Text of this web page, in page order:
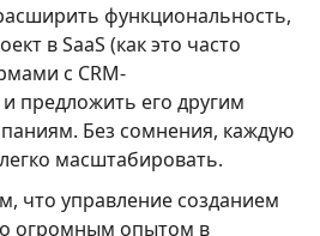
функциональность,
в SaaS (как это часто
с CRM-
предложить его другим
Без сомнения, каждую
масштабировать.
что управление созданием
огромным опытом в